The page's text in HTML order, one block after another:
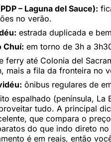
– Laguna del Sauce):
no verão.
estrada duplicada e
Chuí: em torno de 3h a
ferry até Colonia del
mais a fila da fronteira no
ônibus regulares de
espalhado (península, La
tudo. A principal
que compara o
do que indo direto no
é em reais, então